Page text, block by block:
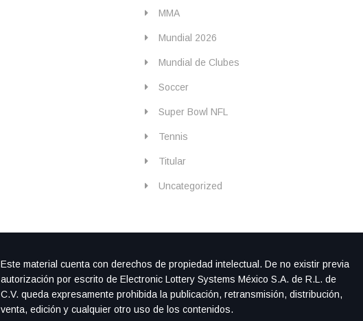
MMA
Mundial 2026
Mundial de Clubes
Soccer
Super Bowl NFL
Tennis
Titular
Uncategorized
Este material cuenta con derechos de propiedad intelectual. De no existir previa
autorización por escrito de Electronic Lottery Systems México S.A. de R.L. de
C.V. queda expresamente prohibida la publicación, retransmisión, distribución,
venta, edición y cualquier otro uso de los contenidos.